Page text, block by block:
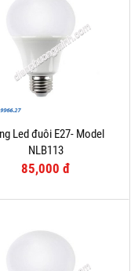
Led đuôi E27- Model
NLB113
85,000 đ